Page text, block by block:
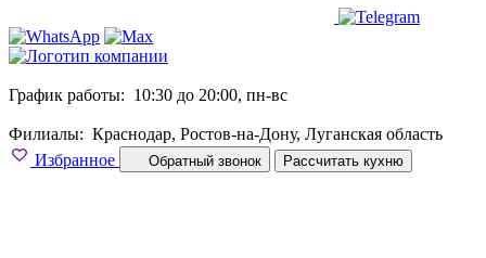
График работы: 10:30 до 20:00, пн-вс
Филиалы: Краснодар, Ростов-на-Дону, Луганская область
Избранное
Обратный звонок Рассчитать кухню